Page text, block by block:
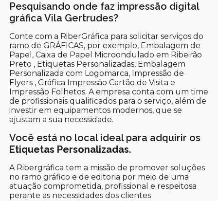
Pesquisando onde faz impressão digital
gráfica Vila Gertrudes?
Conte com a RiberGráfica para solicitar serviços do
ramo de GRÁFICAS, por exemplo, Embalagem de
Papel, Caixa de Papel Microondulado em Ribeirão
Preto , Etiquetas Personalizadas, Embalagem
Personalizada com Logomarca, Impressão de
Flyers , Gráfica Impressão Cartão de Visita e
Impressão Folhetos. A empresa conta com um time
de profissionais qualificados para o serviço, além de
investir em equipamentos modernos, que se
ajustam a sua necessidade.
Você está no local ideal para adquirir os
Etiquetas Personalizadas.
A Ribergráfica tem a missão de promover soluções
no ramo gráfico e de editoria por meio de uma
atuação comprometida, profissional e respeitosa
perante as necessidades dos clientes